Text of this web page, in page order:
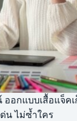
อกแบบเสื้อแจ็คเ
ด่น ไม่ซ้ำใคร